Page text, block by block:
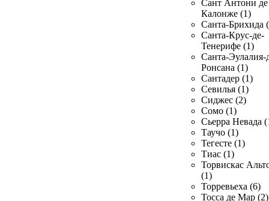
Сант Антони де
Калонже (1)
Санта-Брихида
Санта-Крус-де-
Тенерифе (1)
Санта-Эулалия-
Ронсана (1)
Сантадер (1)
Севилья (1)
Сиджес (2)
Сомо (1)
Сьерра Невада
Таучо (1)
Тегесте (1)
Тиас (1)
Торвискас
(1)
Торревьеха (6)
Тосса де Мар (2)